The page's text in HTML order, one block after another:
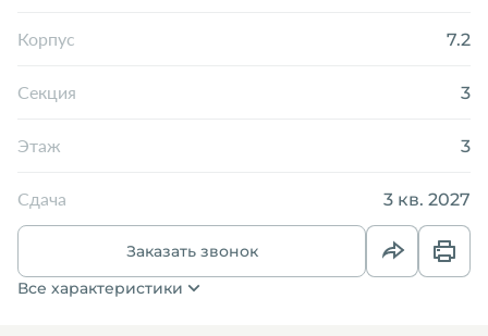
Корпус 7.2
Секция 3
Этаж 3
Сдача 3 кв. 2027
Заказать звонок
Все характеристики